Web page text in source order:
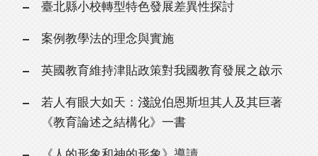
臺北縣小校轉型特色發展差異性探討
案例教學法的理念與實施
英國教育維持津貼政策對我國教育發展之啟示
若人有眼大如天：淺說伯恩斯坦其人及其巨著
《教育論述之結構化》一書